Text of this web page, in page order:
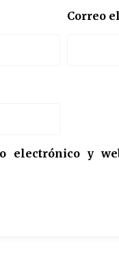
Correo
electrónico y